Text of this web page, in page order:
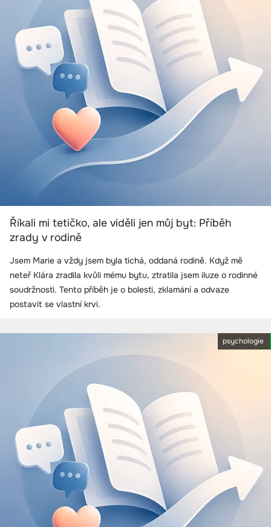
Říkali mi tetičko, ale viděli jen můj byt: Příběh
zrady v rodině
Jsem Marie a vždy jsem byla tichá, oddaná rodině. Když mě
neteř Klára zradila kvůli mému bytu, ztratila jsem iluze o rodinné
soudržnosti. Tento příběh je o bolesti, zklamání a odvaze
postavit se vlastní krvi.
psychologie